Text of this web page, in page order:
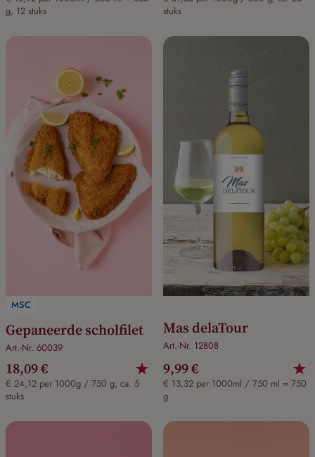
g, 12 stuks
stuks
MSC
Gepaneerde scholfilet
Art.-Nr. 60039
18,09 €
€ 24,12 per 1000g / 750 g, ca. 5
stuks
Mas delaTour
Art.-Nr. 12808
9,99 €
€ 13,32 per 1000ml / 750 ml = 750
g